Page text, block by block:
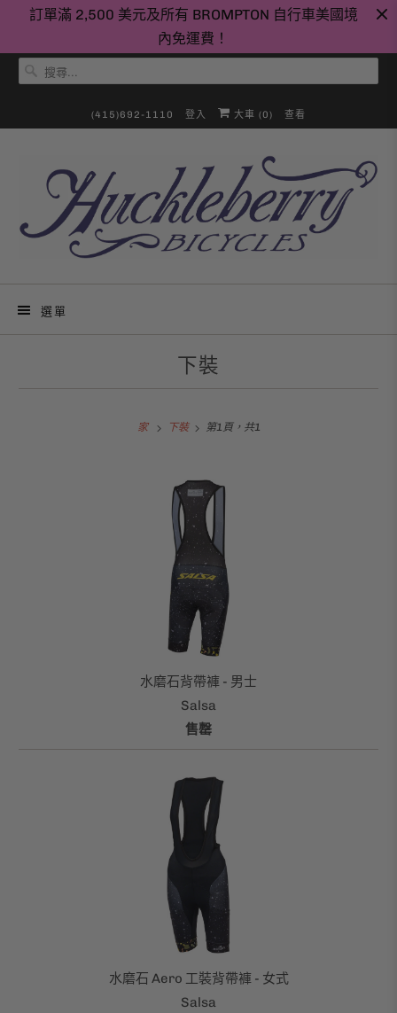
訂單滿 2,500 美元及所有 BROMPTON 自行車美國境
內免運費！
(415)692-1110 登入 大車 (0) 查看
選單
下裝
家 下裝 第1頁，共1
水磨石背帶褲 - 男士
Salsa
售罄
水磨石 Aero 工裝背帶褲 - 女式
Salsa